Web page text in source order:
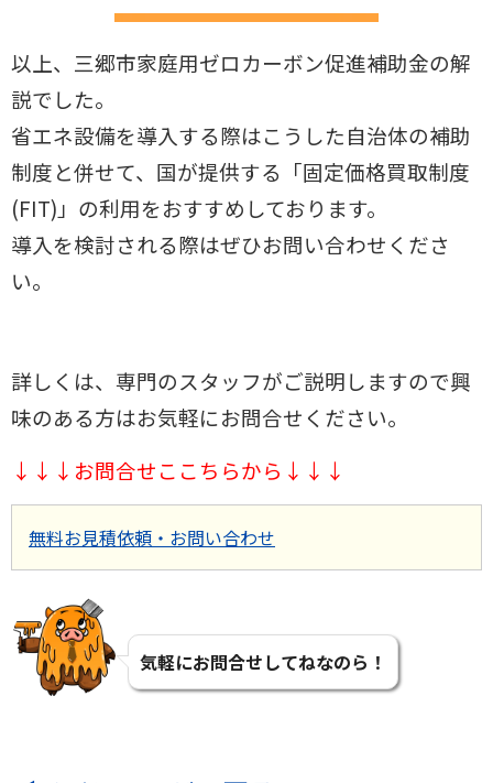
以上、三郷市家庭用ゼロカーボン促進補助金の解
説でした。
省エネ設備を導入する際はこうした自治体の補助
制度と併せて、国が提供する「固定価格買取制度
(FIT)」の利用をおすすめしております。
導入を検討される際はぜひお問い合わせくださ
い。
詳しくは、専門のスタッフがご説明しますので興
味のある方はお気軽にお問合せください。
↓↓↓お問合せここちらから↓↓↓
無料お見積依頼・お問い合わせ
気軽にお問合せしてねなのら！